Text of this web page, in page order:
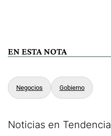
EN ESTA NOTA
Negocios Gobierno
Noticias en Tendencia